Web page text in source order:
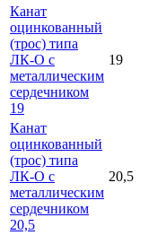
Канат
оцинкованный
(трос) типа
ЛК-О с
металлическим
сердечником
19
19
Канат
оцинкованный
(трос) типа
ЛК-О с
металлическим
сердечником
20,5
20,5